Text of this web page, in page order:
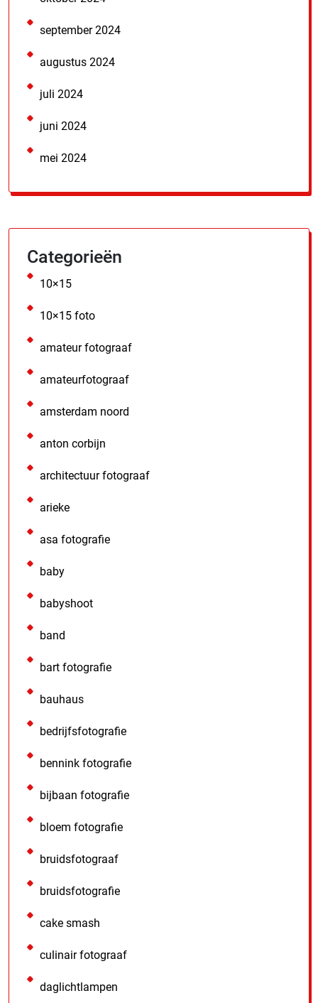
september 2024
augustus 2024
juli 2024
juni 2024
mei 2024
Categorieën
10×15
10×15 foto
amateur fotograaf
amateurfotograaf
amsterdam noord
anton corbijn
architectuur fotograaf
arieke
asa fotografie
baby
babyshoot
band
bart fotografie
bauhaus
bedrijfsfotografie
bennink fotografie
bijbaan fotografie
bloem fotografie
bruidsfotograaf
bruidsfotografie
cake smash
culinair fotograaf
daglichtlampen